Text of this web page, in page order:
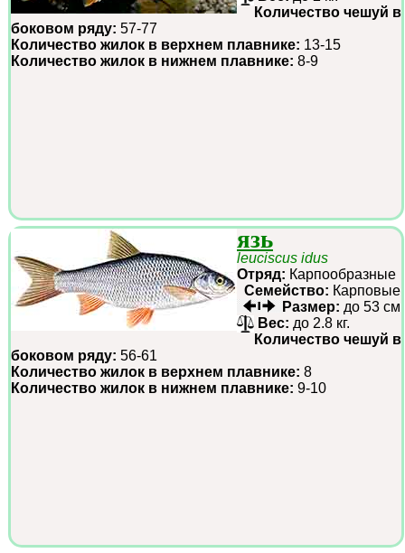
Количество чешуй в
боковом ряду: 57-77
Количество жилок в верхнем плавнике: 13-15
Количество жилок в нижнем плавнике: 8-9
язь
leuciscus idus
Отряд: Карпообразные
Семейство: Карповые
Размер: до 53 см
Вес: до 2.8 кг.
Количество чешуй в
боковом ряду: 56-61
Количество жилок в верхнем плавнике: 8
Количество жилок в нижнем плавнике: 9-10